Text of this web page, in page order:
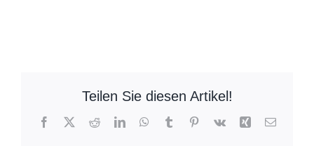
Teilen Sie diesen Artikel!
Facebook
X RedditLinkedInWhatsApp
TumblrPinterest
Vk Xing E-